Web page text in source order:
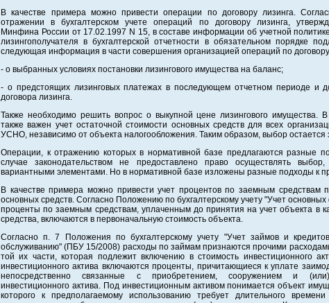
В качестве примера можно привести операции по договору лизинга.
отражении в бухгалтерском учете операций по договору лизинга,
Минфина России от 17.02.1997 N 15, в составе информации об учетной
лизингополучателя в бухгалтерской отчетности в обязательном порядке
следующая информация в части совершения организацией операций по
- о выбранных условиях постановки лизингового имущества на баланс;
- о предстоящих лизинговых платежах в последующем отчетном периоде и
договора лизинга.
Также необходимо решить вопрос о выкупной цене лизингового имущества.
также важен учет остаточной стоимости основных средств для всех
УСНО, независимо от объекта налогообложения. Таким образом, выбор остается
Операции, к отражению которых в нормативной базе предлагаются разные
случае законодательством не предоставлено право осуществлять
вариантными элементами. Но в нормативной базе изложены разные подходы к
В качестве примера можно привести учет процентов по заемным средствам
основных средств. Согласно Положению по бухгалтерскому учету "Учет
проценты по заемным средствам, уплаченным до принятия на учет объекта в
средства, включаются в первоначальную стоимость объекта.
Согласно п. 7 Положения по бухгалтерскому учету "Учет займов и
обслуживанию" (ПБУ 15/2008) расходы по займам признаются прочими
той их части, которая подлежит включению в стоимость инвестиционного
инвестиционного актива включаются проценты, причитающиеся к уплате
непосредственно связанные с приобретением, сооружением и (или)
инвестиционного актива. Под инвестиционным активом понимается объект
которого к предполагаемому использованию требует длительного